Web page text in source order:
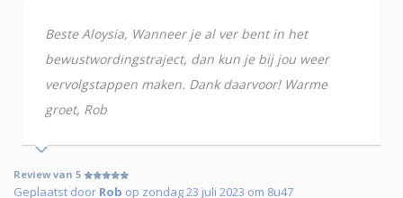
Beste Aloysia, Wanneer je al ver bent in het
bewustwordingstraject, dan kun je bij jou weer
vervolgstappen maken. Dank daarvoor! Warme
groet, Rob
Review van 5
Geplaatst door Rob op zondag 23 juli 2023 om 8u47